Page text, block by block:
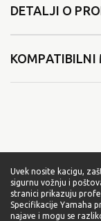
DETALJI O
KOMPATIBILNI
Uvek nosite kacigu,
sigurnu vožnju i
stranici prikazuju
Specifikacije Yamaha
najave i mogu se